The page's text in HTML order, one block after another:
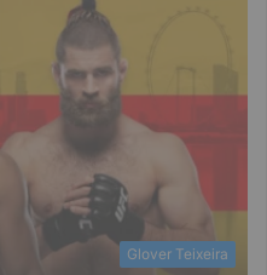
Glover Teixeira